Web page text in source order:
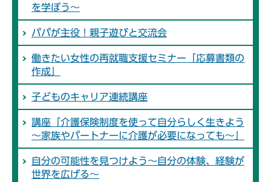
を学ぼう～
パパが主役！親子遊びと交流会
働きたい女性の再就職支援セミナー「応募書類の
作成」
子どものキャリア連続講座
講座「介護保険制度を使って自分らしく生きよう
～家族やパートナーに介護が必要になっても～」
自分の可能性を見つけよう～自分の体験、経験が
世界を広げる～